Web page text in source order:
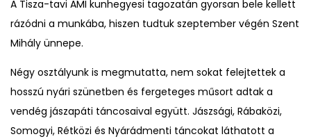
A Tisza-tavi AMI kunhegyesi tagozatán gyorsan bele kellett
rázódni a munkába, hiszen tudtuk szeptember végén Szent
Mihály ünnepe.
Négy osztályunk is megmutatta, nem sokat felejtettek a
hosszú nyári szünetben és fergeteges műsort adtak a
vendég jászapáti táncosaival együtt. Jászsági, Rábaközi,
Somogyi, Rétközi és Nyárádmenti táncokat láthatott a